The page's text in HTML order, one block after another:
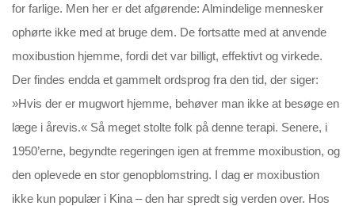
for farlige. Men her er det afgørende: Almindelige mennesker
ophørte ikke med at bruge dem. De fortsatte med at anvende
moxibustion hjemme, fordi det var billigt, effektivt og virkede.
Der findes endda et gammelt ordsprog fra den tid, der siger:
»Hvis der er mugwort hjemme, behøver man ikke at besøge en
læge i årevis.« Så meget stolte folk på denne terapi. Senere, i
1950’erne, begyndte regeringen igen at fremme moxibustion, og
den oplevede en stor genopblomstring. I dag er moxibustion
ikke kun populær i Kina – den har spredt sig verden over. Hos